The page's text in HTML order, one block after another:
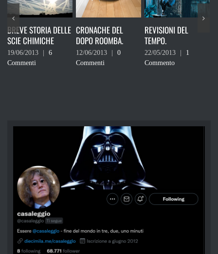
DELLE
6
CRONACHE DEL
DOPO ROOMBA.
12/06/2013
0
REVISIONI DEL
TEMPO.
22/05/2013
1
IL CIELO
08/05/2013